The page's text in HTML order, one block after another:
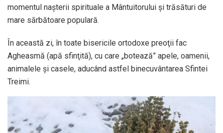
momentul naşterii spirituale a Mântuitorului şi trăsături de
mare sărbătoare populară.
În această zi, în toate bisericile ortodoxe preoţii fac
Agheasmă (apă sfinţită), cu care „botează” apele, oamenii,
animalele şi casele, aducând astfel binecuvântarea Sfintei
Treimi.